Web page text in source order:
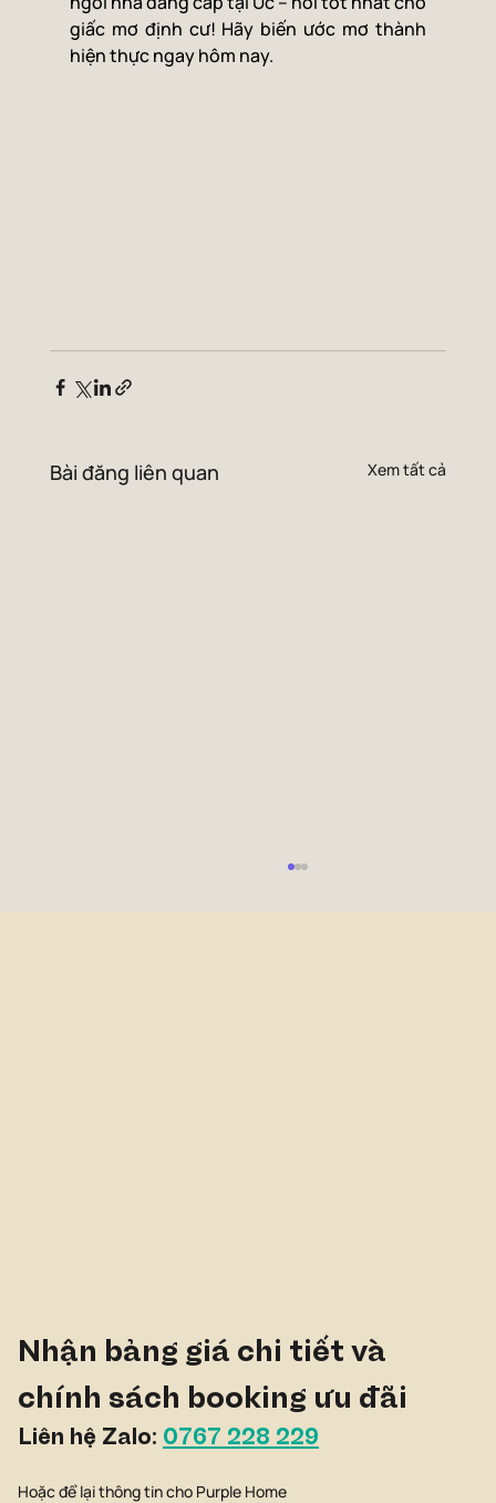
giấc mơ định cư! Hãy biến ước mơ thành
hiện thực ngay hôm nay.
Bài đăng liên quan Xem tất cả
Nhận bảng giá chi tiết và
chính sách booking ưu đãi
Liên hệ Zalo: 0767 228 229
Hoặc để lại thông tin cho Purple Home